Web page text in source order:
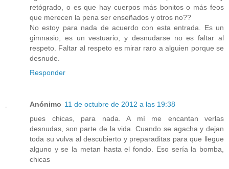
retógrado, o es que hay cuerpos más bonitos o más feos
que merecen la pena ser enseñados y otros no??
No estoy para nada de acuerdo con esta entrada. Es un
gimnasio, es un vestuario, y desnudarse no es faltar al
respeto. Faltar al respeto es mirar raro a alguien porque se
desnude.
Responder
Anónimo 11 de octubre de 2012 a las 19:38
pues chicas, para nada. A mí me encantan verlas
desnudas, son parte de la vida. Cuando se agacha y dejan
toda su vulva al descubierto y preparaditas para que llegue
alguno y se la metan hasta el fondo. Eso sería la bomba,
chicas